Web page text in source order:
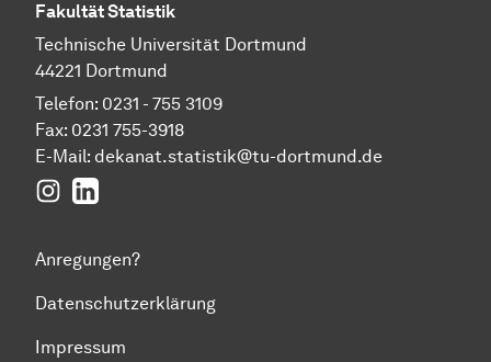
Fakultät Statistik
Technische Universität Dortmund
44221 Dortmund
Telefon: 0231 - 755 3109
Fax: 0231 755-3918
E-Mail: dekanat.statistik@tu-dortmund.de
Instagram
LinkedIn
Anregungen?
Datenschutzerklärung
Impressum